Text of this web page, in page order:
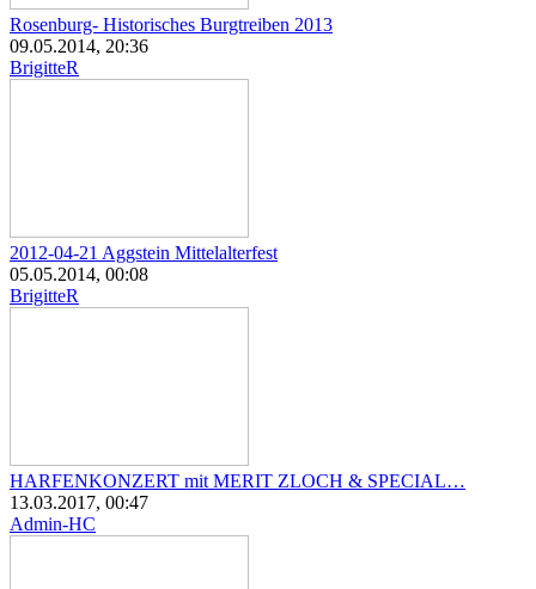
Rosenburg- Historisches Burgtreiben 2013
09.05.2014, 20:36
BrigitteR
2012-04-21 Aggstein Mittelalterfest
05.05.2014, 00:08
BrigitteR
HARFENKONZERT mit MERIT ZLOCH & SPECIAL…
13.03.2017, 00:47
Admin-HC